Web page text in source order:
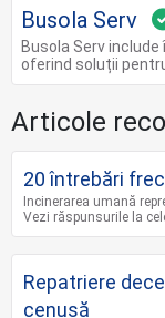
Busola Serv
Busola Serv
oferind soluții
Articole
20 întrebări
Incinerarea umană
Vezi răspunsurile la
Repatriere
cenușă